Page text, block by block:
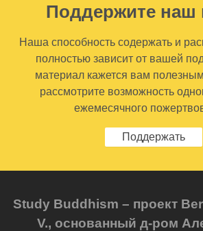
Поддержите наш
Наша способность содержать и
полностью зависит от вашей
материал кажется вам
рассмотрите возможность
ежемесячного
Поддержать
Study Buddhism – проект
V., основанный д-ром